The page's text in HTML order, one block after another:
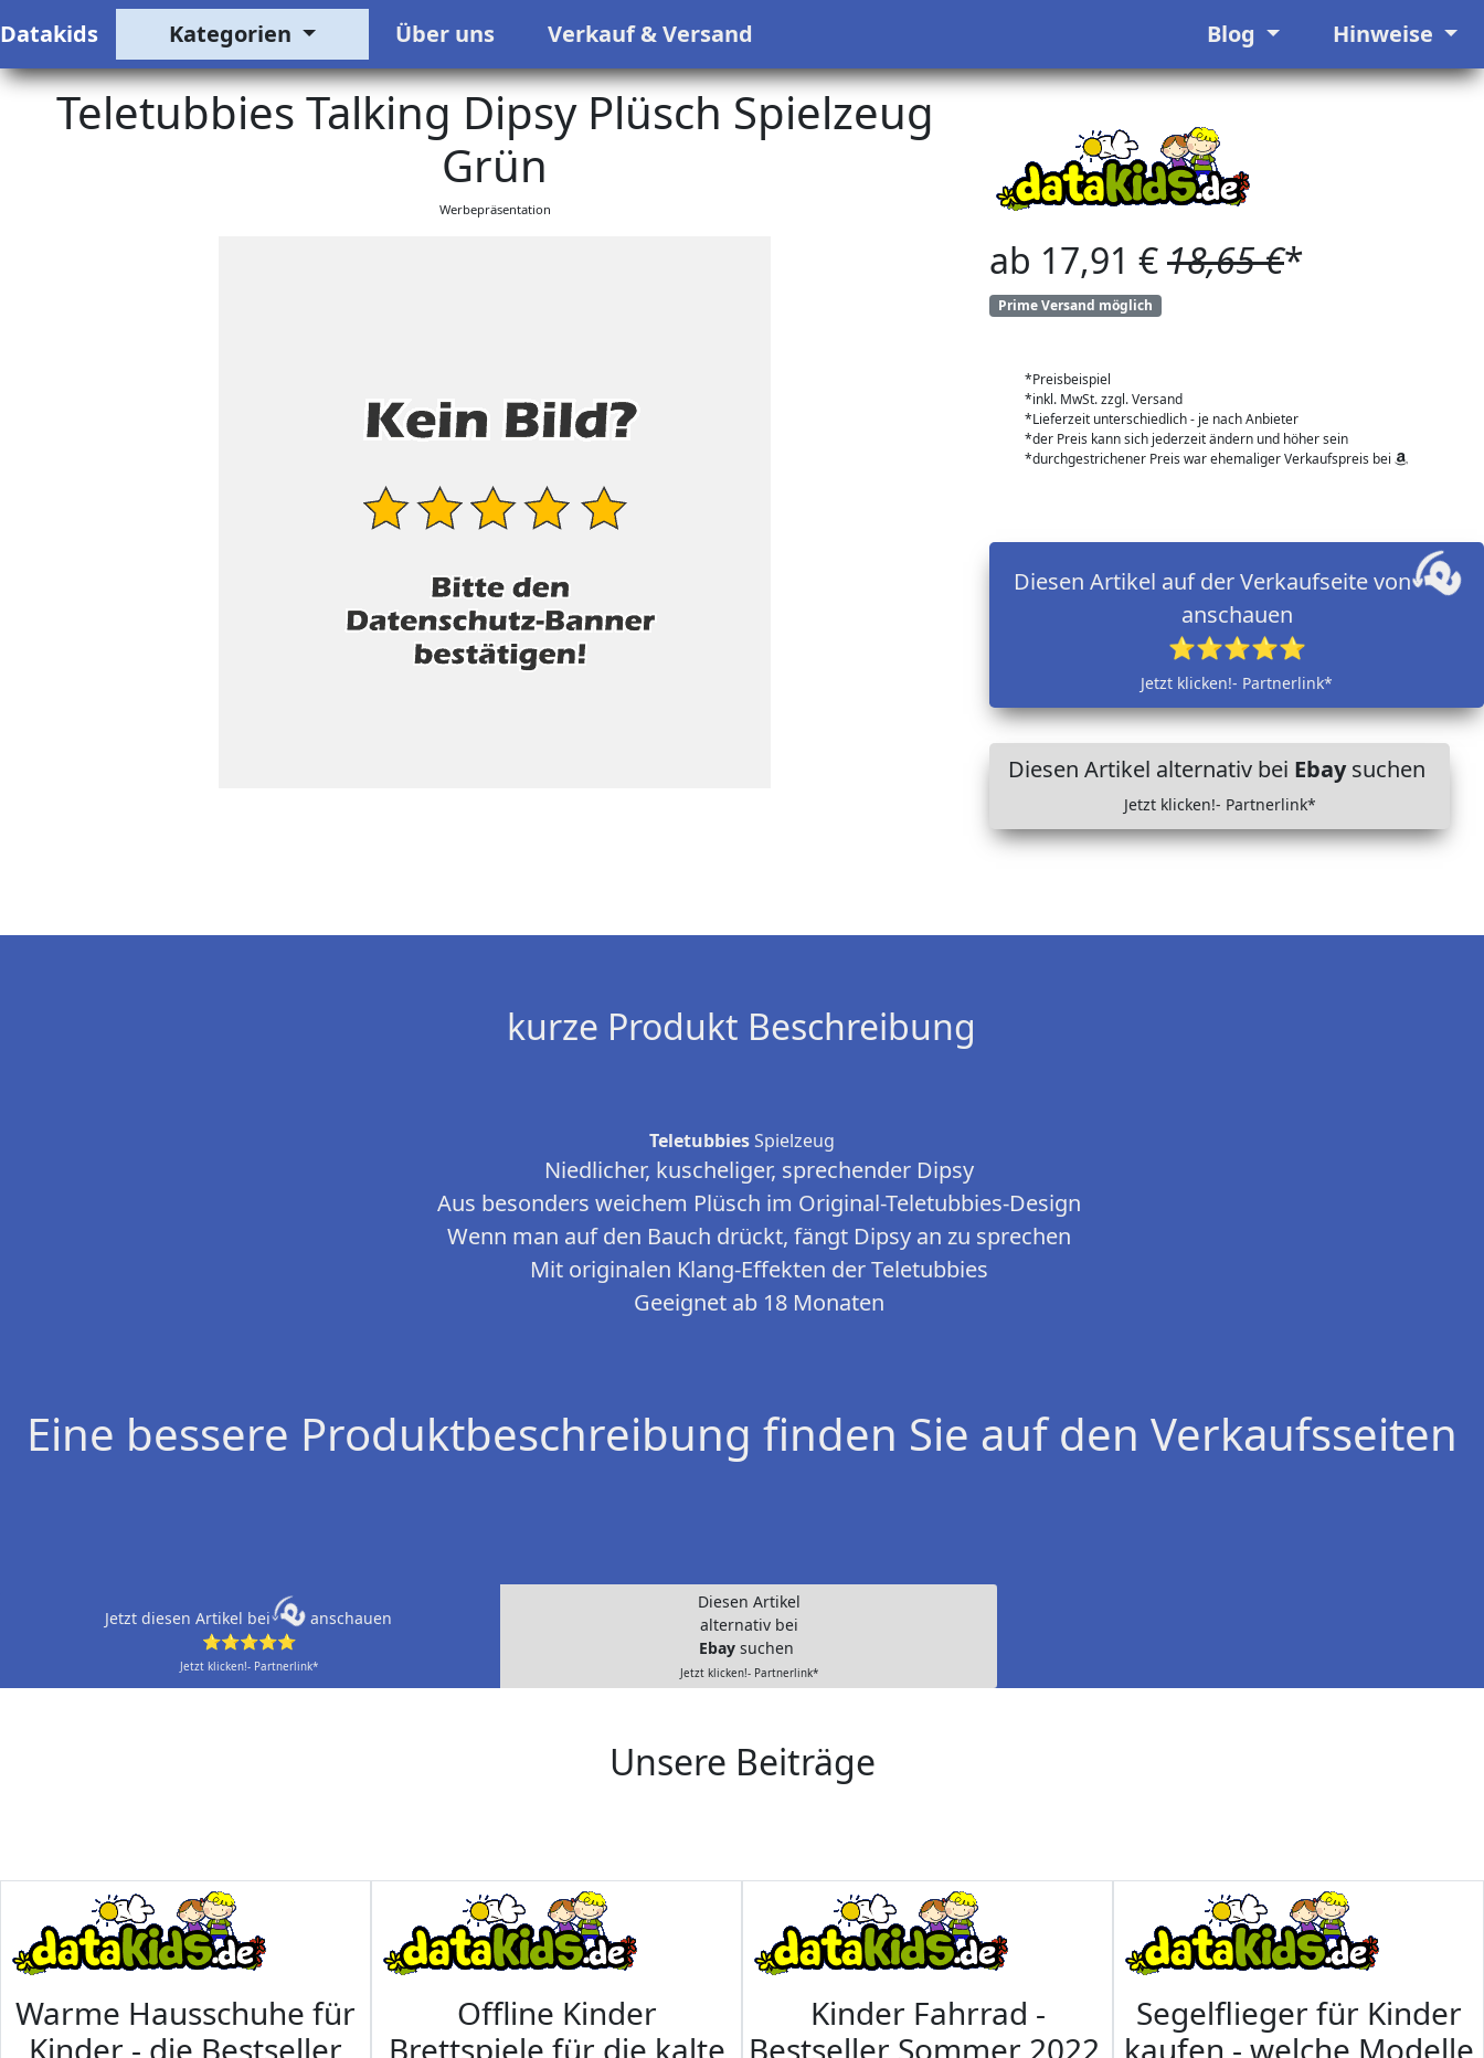
Datakids Kategorien Über uns Verkauf & Versand Blog Hinweise
Teletubbies Talking Dipsy Plüsch Spielzeug
Grün
Werbepräsentation
ab 17,91 €18,65 €*
Prime Versand möglich
*Preisbeispiel
*inkl. MwSt. zzgl. Versand
*Lieferzeit unterschiedlich - je nach Anbieter
*der Preis kann sich jederzeit ändern und höher sein
*durchgestrichener Preis war ehemaliger Verkaufspreis bei
Diesen Artikel auf der Verkaufseite von
anschauen
⭐⭐⭐⭐⭐
Jetzt klicken!- Partnerlink*
Diesen Artikel alternativ bei Ebaysuchen
Jetzt klicken!- Partnerlink*
kurze Produkt Beschreibung
TeletubbiesSpielzeug
Niedlicher, kuscheliger, sprechender Dipsy
Aus besonders weichem Plüsch im Original-Teletubbies-Design
Wenn man auf den Bauch drückt, fängt Dipsy an zu sprechen
Mit originalen Klang-Effekten der Teletubbies
Geeignet ab 18 Monaten
Eine bessere Produktbeschreibung finden Sie auf den Verkaufsseiten
Jetzt diesen Artikel bei
anschauen
⭐⭐⭐⭐⭐
Jetzt klicken!- Partnerlink*
Diesen Artikel
alternativ bei
Ebay suchen
Jetzt klicken!- Partnerlink*
Unsere Beiträge
Warme Hausschuhe für
Kinder - die Bestseller
Offline Kinder
Brettspiele für die kalte
Kinder Fahrrad -
Bestseller Sommer 2022
Segelflieger für Kinder
kaufen - welche Modelle